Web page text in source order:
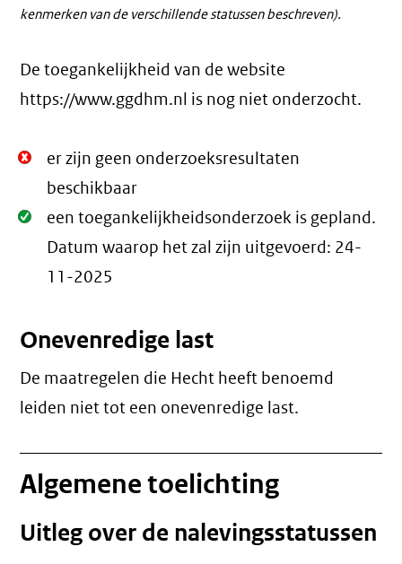
kenmerken van de verschillende statussen beschreven).
De toegankelijkheid van de website
https://www.ggdhm.nl is nog niet onderzocht.
Niet
Oké.
er zijn geen onderzoeksresultaten
beschikbaar
Oké.
een toegankelijkheidsonderzoek is gepland.
Datum waarop het zal zijn uitgevoerd: 24-
11-2025
Onevenredige last
De maatregelen die Hecht heeft benoemd
leiden niet tot een onevenredige last.
Algemene toelichting
Uitleg over de nalevingsstatussen